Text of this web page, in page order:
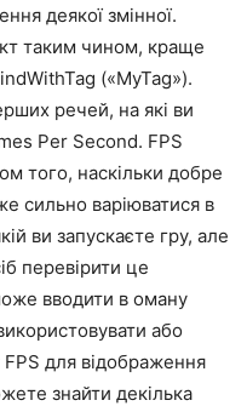
деякої змінної.
таким чином, краще
(«MyTag»).
речей, на які ви
Per Second. FPS
того, наскільки добре
сильно варіюватися в
ви запускаєте гру, але
перевірити це
вводити в оману
або
для відображення
знайти декілька